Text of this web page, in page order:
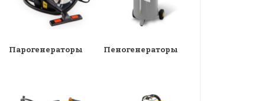
Парогенераторы Пеногенераторы